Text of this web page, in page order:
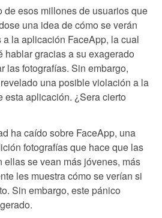
de esos millones de usuarios que
una idea de cómo se verán
la aplicación FaceApp, la cual
hablar gracias a su exagerado
las fotografías. Sin embargo,
una posible violación a la
esta aplicación. ¿Sera cierto
ha caído sobre FaceApp, una
fotografías que hace que las
ellas se vean más jóvenes, más
les muestra cómo se verían si
Sin embargo, este pánico